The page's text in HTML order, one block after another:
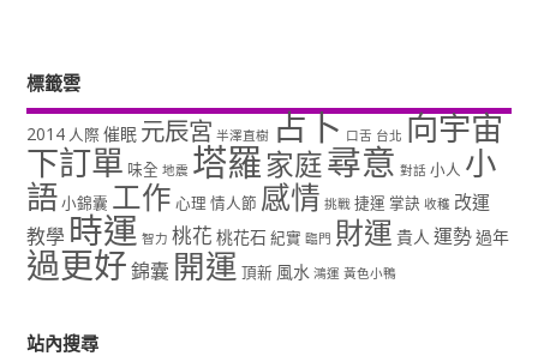
標籤雲
2014 人際 催眠 元辰宮 半澤直樹 占卜 口舌 台北 向宇宙
下訂單 味全 地震 塔羅家庭尋意 對話 小人 小
語小錦囊 工作 心理 情人節 感情 挑戰 捷運 掌訣 收穫 改運
教學 時運 智力 桃花 桃花石 紀實 臨門 財運 貴人 運勢過年
過更好錦囊 開運 頂新 風水 鴻運 黃色小鴨
站內搜尋